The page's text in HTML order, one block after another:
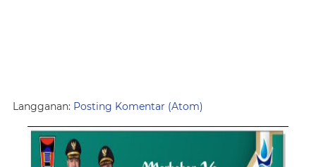
Langganan: Posting Komentar (Atom)